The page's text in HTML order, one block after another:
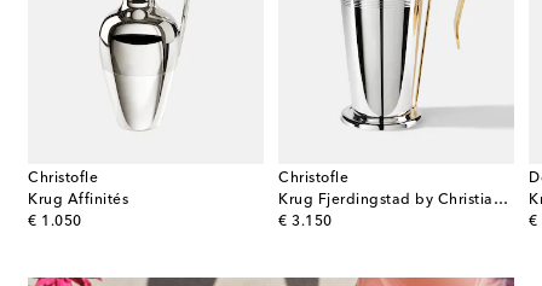
Christofle
Krug Affinités
€ 1.050
original price
Christofle
Krug Fjerdingstad by Christian Fjerdingstad
€ 3.150
original price
€